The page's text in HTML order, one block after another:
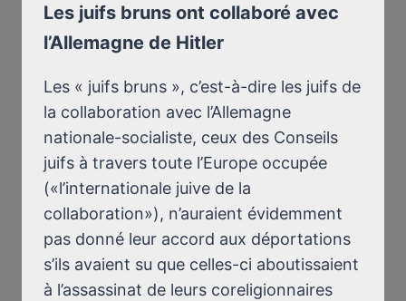
Les juifs bruns ont collaboré avec
l’Allemagne de Hitler
Les « juifs bruns », c’est-à-dire les juifs de
la collaboration avec l’Allemagne
nationale-socialiste, ceux des Conseils
juifs à travers toute l’Europe occupée
(«l’internationale juive de la
collaboration»), n’auraient évidemment
pas donné leur accord aux déportations
s’ils avaient su que celles-ci aboutissaient
à l’assassinat de leurs coreligionnaires